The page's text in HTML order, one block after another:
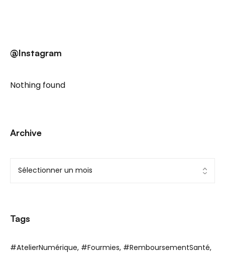
@Instagram
Nothing found
Archive
Tags
#AtelierNumérique #Fourmies #RemboursementSanté